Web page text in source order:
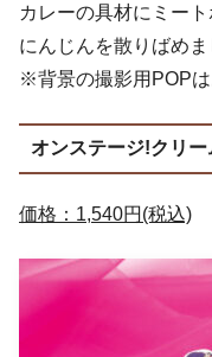
カレーの具材にミー
にんじんを散りばめま
※背景の撮影用POPは
オンステージ!クリー
価格：1,540円(税込)